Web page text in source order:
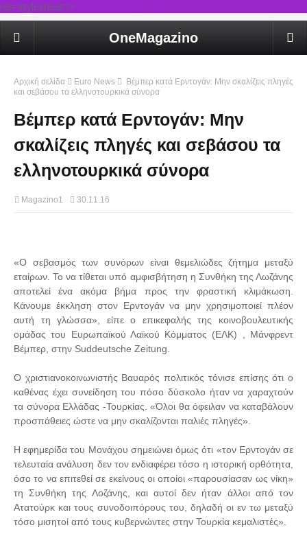
rel='stylesheet'/>
OneMagazino
Αρχική σελίδα Euro News
Βέμπερ κατά Ερντογάν: Μην σκαλίζεις πληγές
και σεβάσου τα ελληνοτουρκικά σύνορα
Βέμπερ κατά Ερντογάν: Μην
σκαλίζεις πληγές και σεβάσου τα
ελληνοτουρκικά σύνορα
Magazino1 30.11.16
«Ο σεβασμός των συνόρων είναι θεμελιώδες ζήτημα μεταξύ
εταίρων. Το να τίθεται υπό αμφισβήτηση η Συνθήκη της Λωζάνης
αποτελεί ένα ακόμα βήμα προς την φραστική κλιμάκωση.
Κάνουμε έκκληση στον Ερντογάν να μην χρησιμοποιεί πλέον
αυτή τη γλώσσα», είπε ο επικεφαλής της κοινοβουλευτικής
ομάδας του Ευρωπαϊκού Λαϊκού Κόμματος (ΕΛΚ) , Μάνφρεντ
Βέμπερ, στην Suddeutsche Zeitung.
Ο χριστιανοκοινωνιστής Βαυαρός πολιτικός τόνισε επίσης ότι ο
καθένας έχει συνείδηση του πόσο δύσκολο ήταν να χαραχτούν
τα σύνορα Ελλάδας -Τουρκίας. «Όλοι θα όφειλαν να καταβάλουν
προσπάθειες ώστε να μην σκαλίζονται παλιές πληγές».
Η εφημερίδα του Μονάχου σημειώνει όμως ότι «τον Ερντογάν σε
τελευταία ανάλυση δεν τον ενδιαφέρει τόσο η ιστορική ορθότητα,
όσο το να επιτεθεί σε εκείνους οι οποίοι «παρουσίασαν ως νίκη»
τη Συνθήκη της Λοζάνης, και αυτοί δεν ήταν άλλοι από τον
Ατατούρκ και τους συνοδοιπόρους του, δηλαδή οι εν τω μεταξύ
τόσο μισητοί από τους κυβερνώντες στην Τουρκία κεμαλιστές».